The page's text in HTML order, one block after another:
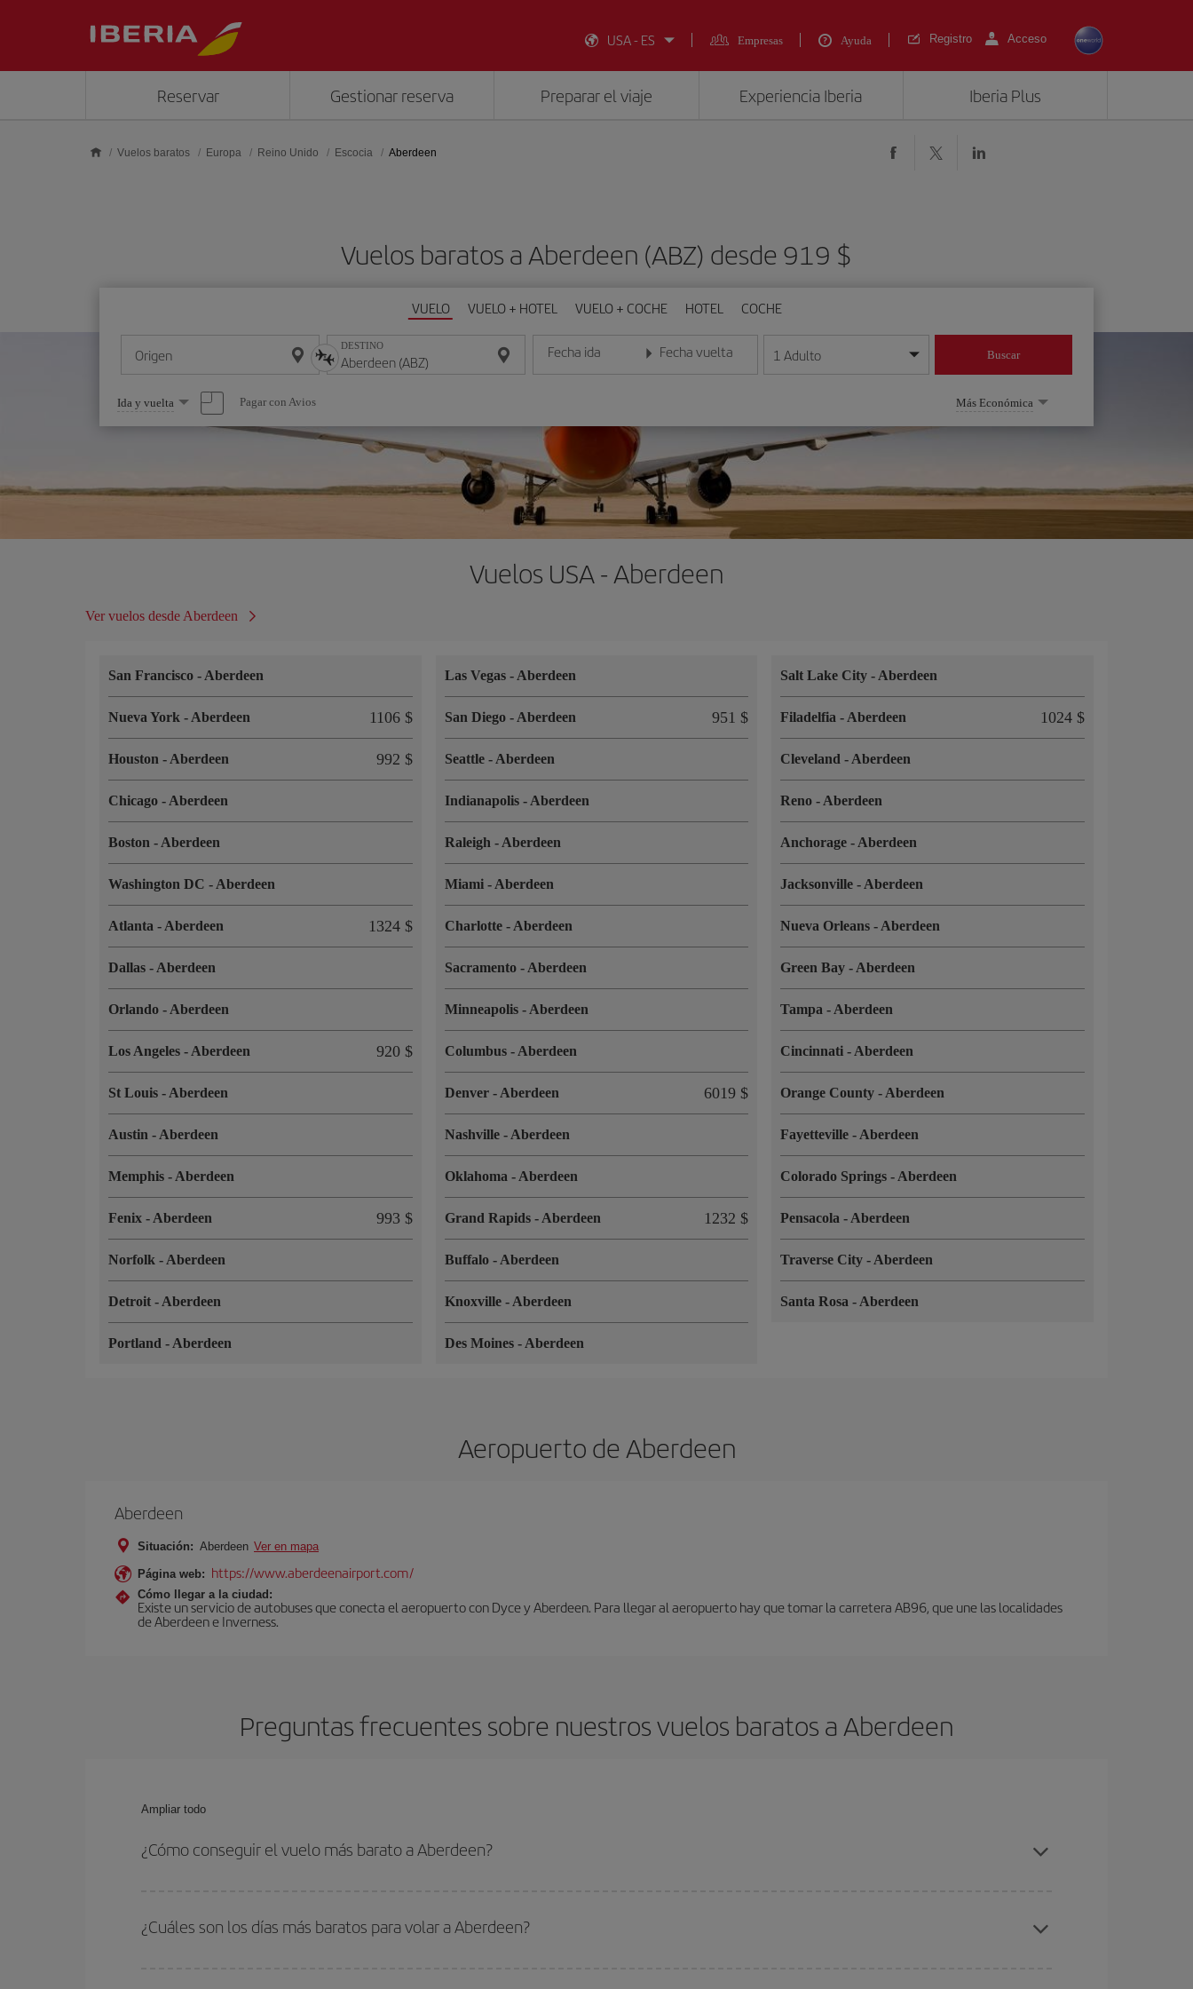
USA - ES
Empresas Ayuda Registro Acceso
Reservar Gestionar reserva Preparar el viaje Experiencia Iberia Iberia Plus
Vuelos baratos Europa Reino Unido Escocia Aberdeen
Vuelos baratos a Aberdeen (ABZ) desde 919 $
VUELO VUELO + HOTEL VUELO + COCHE HOTEL COCHE
Origen DESTINO Fecha ida
Introduce la fecha en formato día/mes/año
Fecha vuelta
Introduce la fecha en formato día/mes/año
1 Adulto Buscar
Seleccione
una
opción
Ida y vuelta Pagar con Avios Más Económica
Vuelos USA - Aberdeen
Ver vuelos desde Aberdeen
San Francisco - Aberdeen
Nueva York - Aberdeen 1106 $
Houston - Aberdeen 992 $
Chicago - Aberdeen
Boston - Aberdeen
Washington DC - Aberdeen
Atlanta - Aberdeen 1324 $
Dallas - Aberdeen
Orlando - Aberdeen
Los Angeles - Aberdeen 920 $
St Louis - Aberdeen
Austin - Aberdeen
Memphis - Aberdeen
Fenix - Aberdeen 993 $
Norfolk - Aberdeen
Detroit - Aberdeen
Portland - Aberdeen
Las Vegas - Aberdeen
San Diego - Aberdeen 951 $
Seattle - Aberdeen
Indianapolis - Aberdeen
Raleigh - Aberdeen
Miami - Aberdeen
Charlotte - Aberdeen
Sacramento - Aberdeen
Minneapolis - Aberdeen
Columbus - Aberdeen
Denver - Aberdeen 6019 $
Nashville - Aberdeen
Oklahoma - Aberdeen
Grand Rapids - Aberdeen 1232 $
Buffalo - Aberdeen
Knoxville - Aberdeen
Des Moines - Aberdeen
Salt Lake City- Aberdeen
Filadelfia- Aberdeen 1024 $
Cleveland- Aberdeen
Reno- Aberdeen
Anchorage- Aberdeen
Jacksonville- Aberdeen
Nueva Orleans- Aberdeen
Green Bay- Aberdeen
Tampa- Aberdeen
Cincinnati- Aberdeen
Orange County- Aberdeen
Fayetteville- Aberdeen
Colorado Springs- Aberdeen
Pensacola- Aberdeen
Traverse City- Aberdeen
Santa Rosa- Aberdeen
Aeropuerto de Aberdeen
Aberdeen
Situación: Aberdeen Ver en mapa
Página web: https://www.aberdeenairport.com/
Cómo llegar a la ciudad:
Existe un servicio de autobuses que conecta el aeropuerto con Dyce y Aberdeen. Para llegar al aeropuerto hay que tomar la carretera AB96, que une las localidades
de Aberdeen e Inverness.
Preguntas frecuentes sobre nuestros vuelos baratos a Aberdeen
Ampliar todo
¿Cómo conseguir el vuelo más barato a Aberdeen?
vuelta. Además, si no tienes decidido un destino concreto para tu viaje, mira nuestras ofertas y déjate inspirar: seguro que encuentras el vuelo más barato.
¿Cuáles son los días más baratos para volar a Aberdeen?